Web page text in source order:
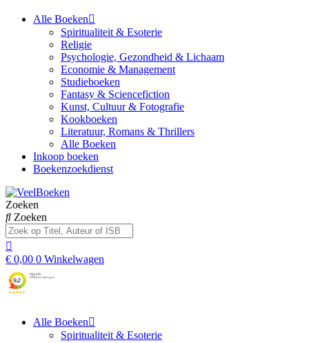
Alle Boeken
Spiritualiteit & Esoterie
Religie
Psychologie, Gezondheid & Lichaam
Economie & Management
Studieboeken
Fantasy & Sciencefiction
Kunst, Cultuur & Fotografie
Kookboeken
Literatuur, Romans & Thrillers
Alle Boeken
Inkoop boeken
Boekenzoekdienst
Zoeken
Zoeken
€ 0,00 0 Winkelwagen
Alle Boeken
Spiritualiteit & Esoterie